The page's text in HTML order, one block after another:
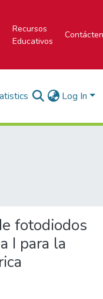
Recursos
Educativos
Log In
fotodiodos
I para la